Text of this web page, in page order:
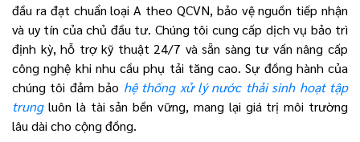
đầu ra đạt chuẩn loại A theo QCVN, bảo vệ nguồn tiếp nhận
và uy tín của chủ đầu tư. Chúng tôi cung cấp dịch vụ bảo trì
định kỳ, hỗ trợ kỹ thuật 24/7 và sẵn sàng tư vấn nâng cấp
công nghệ khi nhu cầu phụ tải tăng cao. Sự đồng hành của
chúng tôi đảm bảo hệ thống xử lý nước thải sinh hoạt tập
trung luôn là tài sản bền vững, mang lại giá trị môi trường
lâu dài cho cộng đồng.